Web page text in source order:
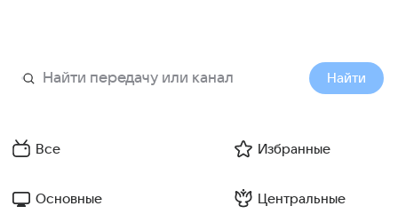
Найти
Все Избранные
Основные Центральные